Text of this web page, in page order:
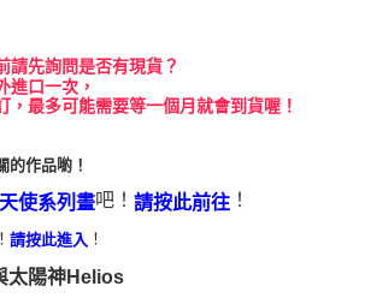
）
含以上)免運費
請先詢問是否有現貨？
進口一次，
，最多可能需要等一個月就會到貨喔！
的作品喲！
使系列畫吧！ 請按此前往 ！
！ 請按此進入 ！
太陽神Helios